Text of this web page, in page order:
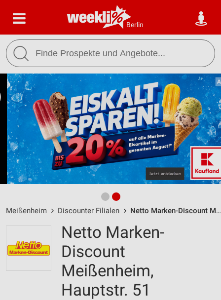
Berlin
Meißenheim Discounter Filialen Netto Marken-Discount Meißenheim / Hauptstr. 51 - Öffnungszeiten & Adresse
Netto Marken-
Discount
Meißenheim,
Hauptstr. 51